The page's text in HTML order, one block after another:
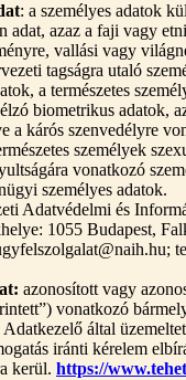
: a személyes adatok
adat, azaz a faji vagy
vallási vagy
tagságra utaló
a természetes
biometrikus adatok,
a kárós szenvedélyre
személyek
vonatkozó
személyes adatok.
Adatvédelmi és
1055 Budapest,
azonosított vagy
vonatkozó
Adatkezelő által
iránti kérelem
kerül. https://